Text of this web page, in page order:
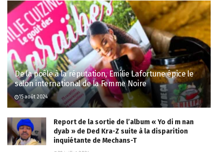
De la poêle à la réputation, Emilie Lafortune épice le
salon international de la Femme Noire
15 août 2024
Report de la sortie de l’album « Yo di m nan
dyab » de Ded Kra-Z suite à la disparition
inquiétante de Mechans-T